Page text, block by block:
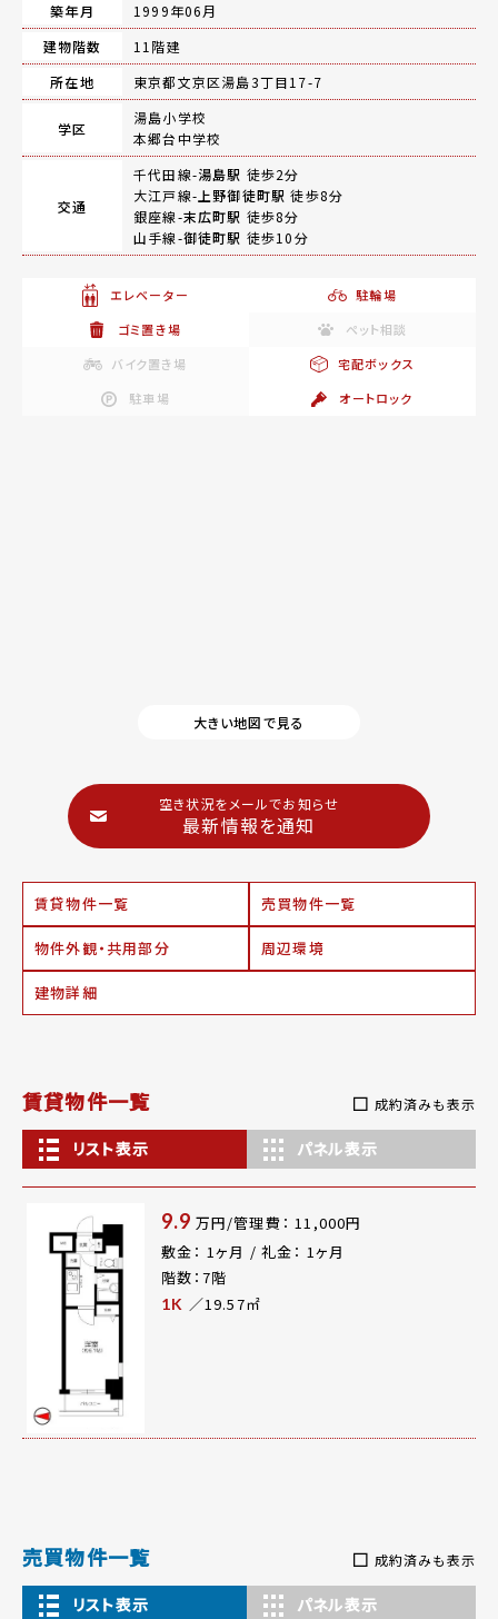
築年月
1999年06月
建物階数
11階建
所在地
東京都文京区湯島3丁目17-7
学区
湯島小学校
本郷台中学校
交通
千代田線-湯島駅 徒歩2分
大江戸線- 上野御徒町駅 徒歩8分
銀座線-末広町駅 徒歩8分
山手線-御徒町駅 徒歩10分
エレベーター
駐輪場
ゴミ置き場
ペット相談
バイク置き場
宅配ボックス
駐車場
オートロック
大きい地図で見る
空き状況をメールでお知らせ
最新情報を通知
賃貸物件一覧 売買物件一覧
物件外観・共用部分 周辺環境
建物詳細
賃貸物件一覧 成約済みも表示
リスト表示 パネル表示
9.9 万円/管理費： 11,000円
敷金： 1ヶ月 / 礼金： 1ヶ月
階数：7階
1K ／19.57㎡
売買物件一覧 成約済みも表示
リスト表示 パネル表示